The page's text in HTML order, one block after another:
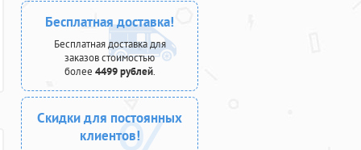
Бесплатная доставка!
Бесплатная доставка для
заказов стоимостью
более 4499 рублей.
Скидки для постоянных
клиентов!